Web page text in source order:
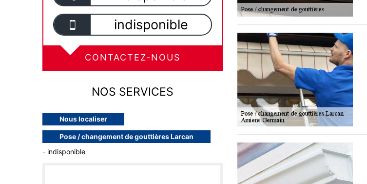
indisponible
CONTACTEZ-NOUS
NOS SERVICES
Nous localiser
Pose / changement de gouttières Larcan
- indisponible